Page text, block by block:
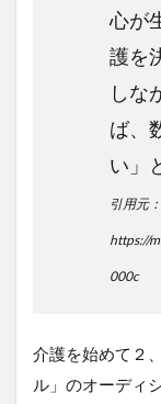
心が
護を
しな
ば、
い」
引用元：
https://
000c
介護を始めて２
ル」のオーディ